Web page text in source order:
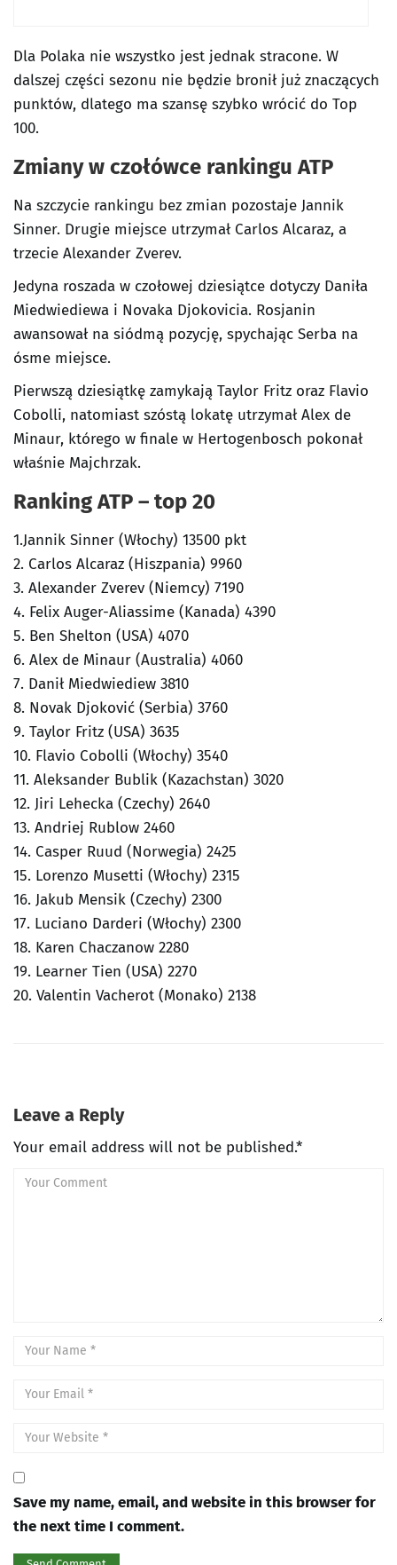
Dla Polaka nie wszystko jest jednak stracone. W
dalszej części sezonu nie będzie bronił już znaczących
punktów, dlatego ma szansę szybko wrócić do Top
100.
Zmiany w czołówce rankingu ATP
Na szczycie rankingu bez zmian pozostaje Jannik
Sinner. Drugie miejsce utrzymał Carlos Alcaraz, a
trzecie Alexander Zverev.
Jedyna roszada w czołowej dziesiątce dotyczy Daniła
Miedwiediewa i Novaka Djokovicia. Rosjanin
awansował na siódmą pozycję, spychając Serba na
ósme miejsce.
Pierwszą dziesiątkę zamykają Taylor Fritz oraz Flavio
Cobolli, natomiast szóstą lokatę utrzymał Alex de
Minaur, którego w finale w Hertogenbosch pokonał
właśnie Majchrzak.
Ranking ATP – top 20
1.Jannik Sinner (Włochy) 13500 pkt
2. Carlos Alcaraz (Hiszpania) 9960
3. Alexander Zverev (Niemcy) 7190
4. Felix Auger-Aliassime (Kanada) 4390
5. Ben Shelton (USA) 4070
6. Alex de Minaur (Australia) 4060
7. Danił Miedwiediew 3810
8. Novak Djoković (Serbia) 3760
9. Taylor Fritz (USA) 3635
10. Flavio Cobolli (Włochy) 3540
11. Aleksander Bublik (Kazachstan) 3020
12. Jiri Lehecka (Czechy) 2640
13. Andriej Rublow 2460
14. Casper Ruud (Norwegia) 2425
15. Lorenzo Musetti (Włochy) 2315
16. Jakub Mensik (Czechy) 2300
17. Luciano Darderi (Włochy) 2300
18. Karen Chaczanow 2280
19. Learner Tien (USA) 2270
20. Valentin Vacherot (Monako) 2138
Leave a Reply
Your email address will not be published.*
Save my name, email, and website in this browser for
the next time I comment.